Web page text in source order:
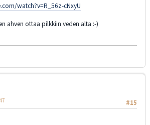
watch?v=R_56z-cNxyU
ahven ottaa pilkkiin veden alta :-)
#15